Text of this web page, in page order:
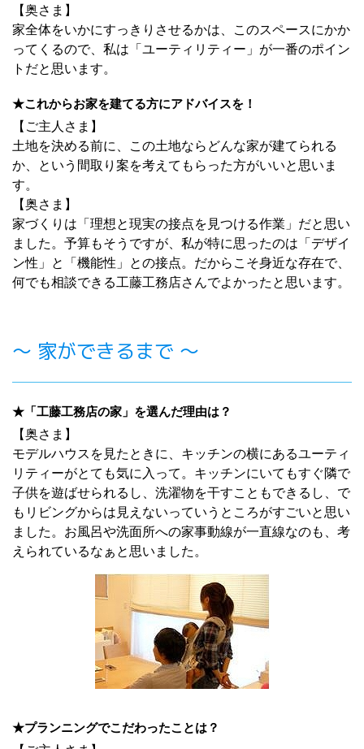
【奥さま】
家全体をいかにすっきりさせるかは、このスペースにかか
ってくるので、私は「ユーティリティー」が一番のポイン
トだと思います。
★これからお家を建てる方にアドバイスを！
【ご主人さま】
土地を決める前に、この土地ならどんな家が建てられる
か、という間取り案を考えてもらった方がいいと思いま
す。
【奥さま】
家づくりは「理想と現実の接点を見つける作業」だと思い
ました。予算もそうですが、私が特に思ったのは「デザイ
ン性」と「機能性」との接点。だからこそ身近な存在で、
何でも相談できる工藤工務店さんでよかったと思います。
～ 家ができるまで ～
★「工藤工務店の家」を選んだ理由は？
【奥さま】
モデルハウスを見たときに、キッチンの横にあるユーティ
リティーがとても気に入って。キッチンにいてもすぐ隣で
子供を遊ばせられるし、洗濯物を干すこともできるし、で
もリビングからは見えないっていうところがすごいと思い
ました。お風呂や洗面所への家事動線が一直線なのも、考
えられているなぁと思いました。
★プランニングでこだわったことは？